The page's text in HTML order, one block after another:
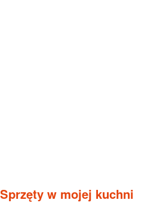
Sprzęty w mojej kuchni